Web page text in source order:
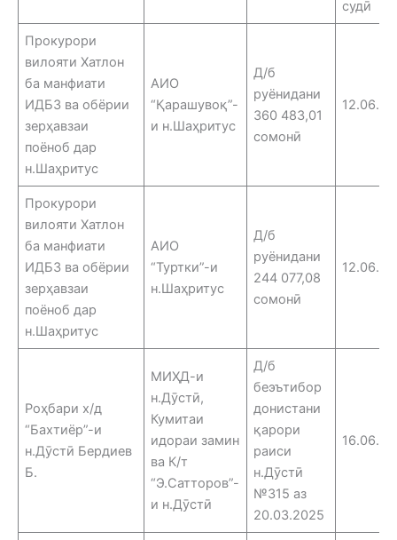
судӣ
Прокурори
вилояти Хатлон
ба манфиати
ИДБЗ ва обёрии
зерҳавзаи
поёноб дар
н.Шаҳритус
АИО
“Қарашувоқ”-
и н.Шаҳритус
Д/б
руёнидани
360 483,01
сомонӣ
12.06.25
Прокурори
вилояти Хатлон
ба манфиати
ИДБЗ ва обёрии
зерҳавзаи
поёноб дар
н.Шаҳритус
АИО
“Туртки”-и
н.Шаҳритус
Д/б
руёнидани
244 077,08
сомонӣ
12.06.25
Роҳбари х/д
“Бахтиёр”-и
н.Дӯстӣ Бердиев
Б.
МИҲД-и
н.Дӯстӣ,
Кумитаи
идораи замин
ва К/т
“Э.Сатторов”-
и н.Дӯстӣ
Д/б
беэътибор
донистани
қарори
раиси
н.Дӯстӣ
№315 аз
20.03.2025
16.06.25